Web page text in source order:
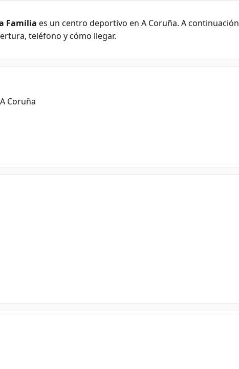
Familia es un centro deportivo en A Coruña. A continuación
teléfono y cómo llegar.
Coruña